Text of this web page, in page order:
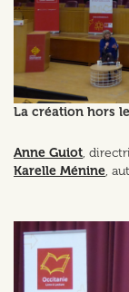
La création hors
Anne Guiot,
Karelle Ménine,